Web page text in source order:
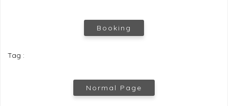
Booking
Tag :
Normal Page